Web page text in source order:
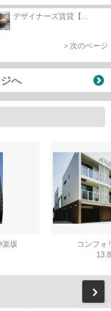
デザイナーズ賃貸【...
＞次のページ
へ
坂
コンフォ